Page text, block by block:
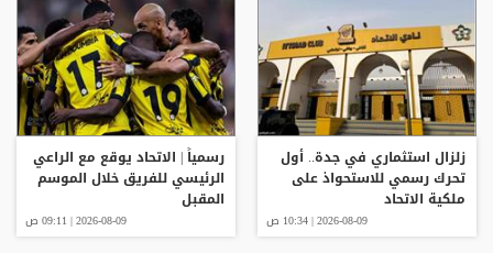
زلزال استثماري في جدة.. أول
تحرك رسمي للاستحواذ على
ملكية الاتحاد
2026-08-09 | 10:34 ص
رسمياً | الاتحاد يوقع مع الراعي
الرئيسي للفريق خلال الموسم
المقبل
2026-08-09 | 09:11 ص